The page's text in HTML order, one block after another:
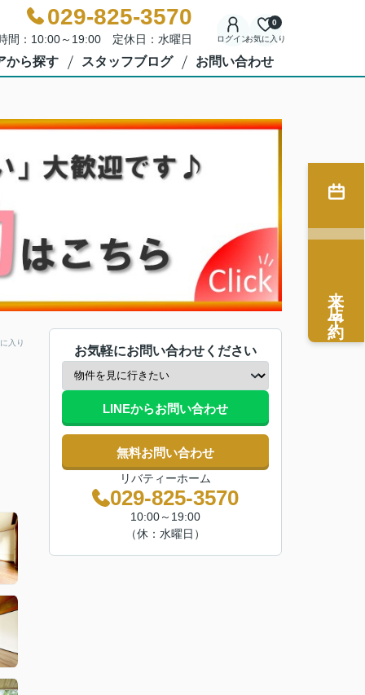
029-825-3570
間：10:00～19:00 定休日：水曜日 ログインお気に入り
0
から探す スタッフブログ お問い合わせ
入り
お気軽にお問い合わせください
LINEからお問い合わせ
無料お問い合わせ
リバティーホーム
029-825-3570
10:00～19:00
（休：水曜日）
来店予約